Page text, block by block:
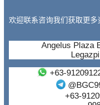
欢迎联系咨询我们获取更多
Angelus Plaza
+63-
+63-